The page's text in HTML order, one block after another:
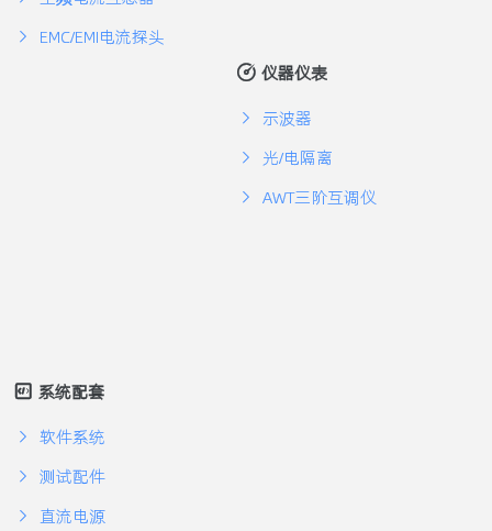
EMC/EMI电流探头
仪器仪表
示波器
光/电隔离
AWT三阶互调仪
系统配套
软件系统
测试配件
直流电源